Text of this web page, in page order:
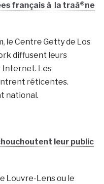
français à la traà®ne
le Centre Getty de Los
diffusent leurs
Internet. Les
réticentes.
national.
leur public
Louvre-Lens ou le